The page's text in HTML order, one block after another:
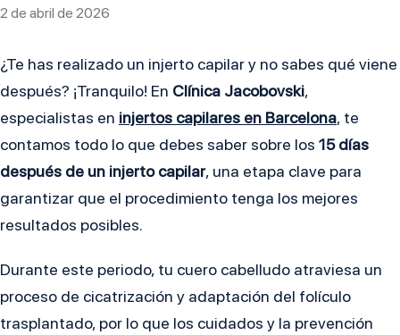
2 de abril de 2026
¿Te has realizado un injerto capilar y no sabes qué viene
después? ¡Tranquilo! En Clínica Jacobovski,
especialistas en injertos capilares en Barcelona, te
contamos todo lo que debes saber sobre los 15 días
después de un injerto capilar, una etapa clave para
garantizar que el procedimiento tenga los mejores
resultados posibles.
Durante este periodo, tu cuero cabelludo atraviesa un
proceso de cicatrización y adaptación del folículo
trasplantado, por lo que los cuidados y la prevención